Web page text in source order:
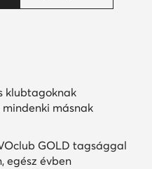
klubtagoknak
mindenki másnak
GOLD tagsággal
egész évben